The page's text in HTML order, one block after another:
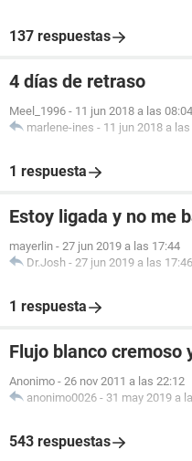
137 respuestas
4 días de retraso
Meel_1996 - 11 jun 2018 a las 08:04
marlene-ines - 11 jun 2018 a las
1 respuesta
Estoy ligada y no me
mayerlin - 27 jun 2019 a las 17:44
Dr.Josh - 27 jun 2019 a las 17:46
1 respuesta
Flujo blanco cremoso
Anonimo - 26 nov 2011 a las 22:12
anonimo0026 - 31 may 2019 a
543 respuestas